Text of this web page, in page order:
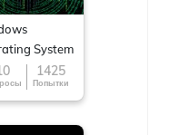
System
1425
Попытки